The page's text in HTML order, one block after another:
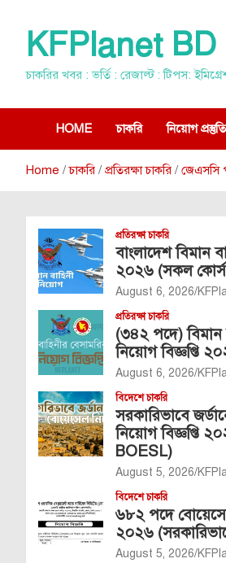
contentKFPlanet BD
চাকরির খবর : ভর্তি : রেজাল্ট : টিপস:
HOME চাকরি নিয়োগ প্রস্তুতি
Home চাকরি প্রতিরক্ষা চাকরি জেএসসি
প্রতিরক্ষা চাকরি
বাংলাদেশ বিমান
২০২৬ (সকল কোর্স
August 6, 2026
প্রতিরক্ষা চাকরি
(৩৪২ পদে) বিমান
নিয়োগ বিজ্ঞপ্তি
August 6, 2026
বিদেশে চাকরি
সরকারিভাবে
নিয়োগ বিজ্ঞপ্তি
BOESL)
August 5, 2026
বিদেশে চাকরি
৬৮২ পদে
২০২৬
August 5, 2026